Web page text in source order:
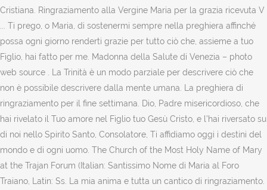
Cristiana. Ringraziamento alla Vergine Maria per la grazia ricevuta V
... Ti prego, o Maria, di sostenermi sempre nella preghiera affinché
possa ogni giorno renderti grazie per tutto ciò che, assieme a tuo
Figlio, hai fatto per me. Madonna della Salute di Venezia – photo
web source . La Trinità è un modo parziale per descrivere ciò che
non è possibile descrivere dalla mente umana. La preghiera di
ringraziamento per il fine settimana. Dio, Padre misericordioso, che
hai rivelato il Tuo amore nel Figlio tuo Gesù Cristo, e l’hai riversato su
di noi nello Spirito Santo, Consolatore, Ti affidiamo oggi i destini del
mondo e di ogni uomo. The Church of the Most Holy Name of Mary
at the Trajan Forum (Italian: Santissimo Nome di Maria al Foro
Traiano, Latin: Ss. La mia anima e tutta un cantico di ringraziamento.